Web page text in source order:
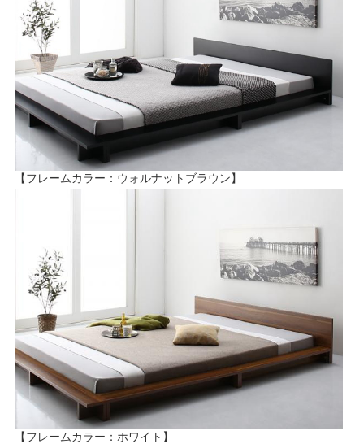
【フレームカラー：ウォルナットブラウン】
【フレームカラー：ホワイト】